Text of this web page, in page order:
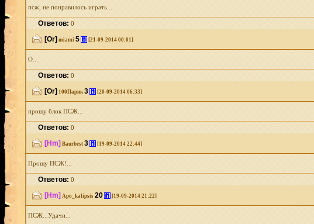
псж, не понравилось играть...
Ответов:0
[Or] miami 5 [i] [21-09-2014 00:01]
О...
Ответов:0
[Or] 100Парик 3 [i] [20-09-2014 06:33]
прошу блок ПСЖ...
Ответов:0
[Hm] Baurbest 3 [i] [19-09-2014 22:44]
Прошу ПСЖ!...
Ответов:0
[Hm] Apo_kalipsis 20 [i] [19-09-2014 21:22]
ПСЖ...Удачи...